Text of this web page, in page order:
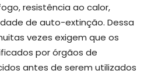
resistência ao calor,
de auto-extinção. Dessa
vezes exigem que os
por órgãos de
antes de serem utilizados